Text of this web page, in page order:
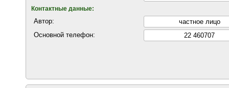
Контактные данные:
Автор:
частнoе лицo
Основной телефон:
22 460707